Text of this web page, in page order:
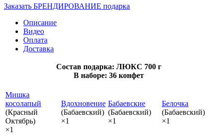
Заказать БРЕНДИРОВАНИЕ подарка
Описание
Видео
Оплата
Доставка
Состав подарка: ЛЮКС 700 г
В наборе: 36 конфет
Мишка
косолапый
(Красный
Октябрь)
×1
Вдохновение
(Бабаевский)
×1
Бабаевские
(Бабаевский)
×1
Белочка
(Бабаевский)
×1